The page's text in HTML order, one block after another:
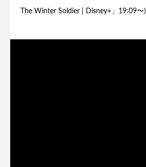
The Winter Soldier | Disney+」19:09〜)